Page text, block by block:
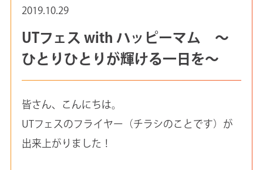
2019.10.29
UTフェス with ハッピーマム ～
ひとりひとりが輝ける一日を～
皆さん、こんにちは。
UTフェスのフライヤー（チラシのことです）が
出来上がりました！